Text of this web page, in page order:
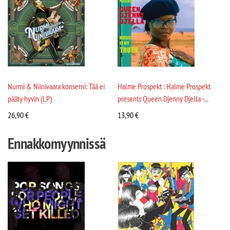
Nurmi & Niinivaara konserni: Tää ei
pääty hyvin (LP)
26,90€
Halme Prospekt : Halme Prospekt
presents Queen Djenny Djella -...
13,90€
Ennakkomyynnissä